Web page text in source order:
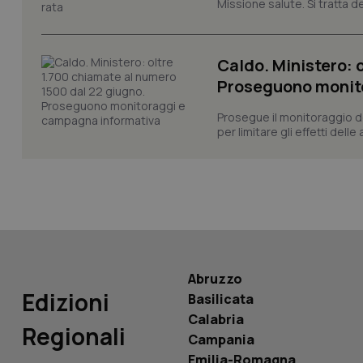
Missione salute. Si tratta
Caldo. Ministero:
Proseguono
Prosegue il monitoraggio
per limitare gli effetti delle
Edizioni
Regionali
Abruzzo
Basilicata
Calabria
Campania
tracking-sites-
tracking-sites-